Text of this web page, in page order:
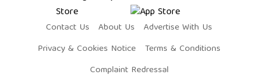
Contact Us About Us
Advertise With Us
Privacy & Cookies Notice
Terms & Conditions
Complaint Redressal